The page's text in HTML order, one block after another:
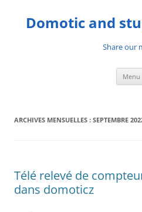
contenu
Domotic and
Share our
Menu
ARCHIVES MENSUELLES : SEPTEMBRE
Télé relevé de
dans domoticz